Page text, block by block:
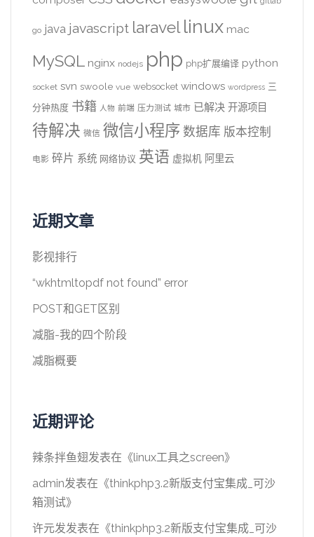
go java javascript laravel linux mac
MySQL nginx nodejs php php扩展编译 python
socket svn swoole vue websocket windows wordpress 三
分钟热度 书籍 人物 前端 压力测试 城市 已解决 开源项目
待解决 微信 微信小程序 数据库 版本控制
电影 碎片 系统 网络协议 英语 虚拟机 阿里云
近期文章
影视排行
“wkhtmltopdf not found” error
POST和GET区别
减脂-我的四个阶段
减脂概要
近期评论
辣条拌鱼翅发表在《linux工具之screen》
admin发表在《thinkphp3.2新版支付宝集成_可沙
箱测试》
许元发发表在《thinkphp3.2新版支付宝集成_可沙